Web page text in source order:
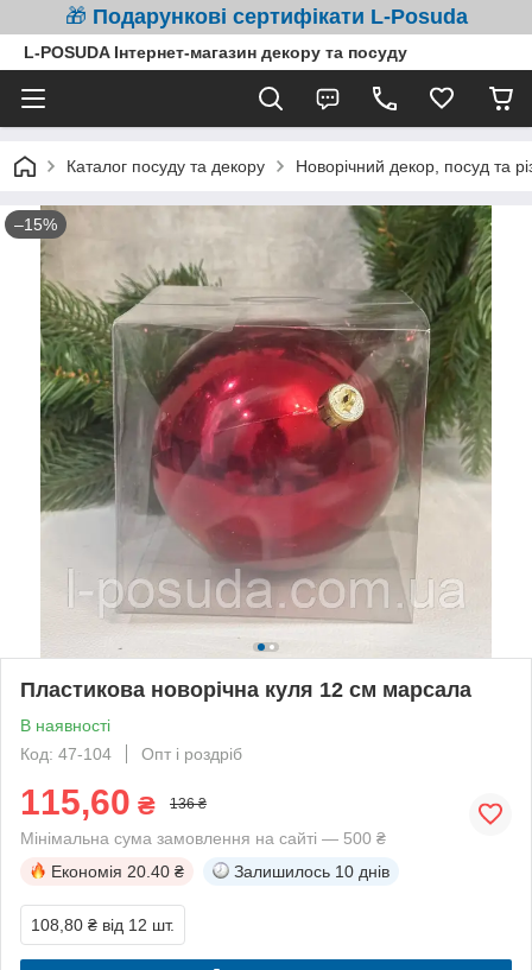
🎁 Подарункові сертифікати L-Posuda
L-POSUDA Інтернет-магазин декору та посуду
Каталог посуду та декору Новорічний декор, посуд та
–15%
Пластикова новорічна куля 12 см марсала
В наявності
Код: 47-104
Опт і роздріб
115,60 ₴ 136 ₴
Мінімальна сума замовлення на сайті — 500 ₴
Економія 20.40 ₴ Залишилось 10 днів
108,80 ₴ від 12 шт.